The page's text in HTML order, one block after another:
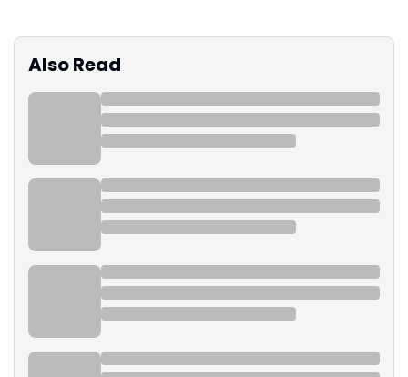
Also Read